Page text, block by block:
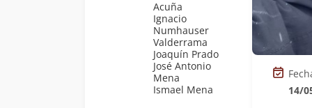
Acuña
Ignacio
Numhauser
Valderrama
Joaquín Prado
José Antonio
Mena
Ismael Mena
14/